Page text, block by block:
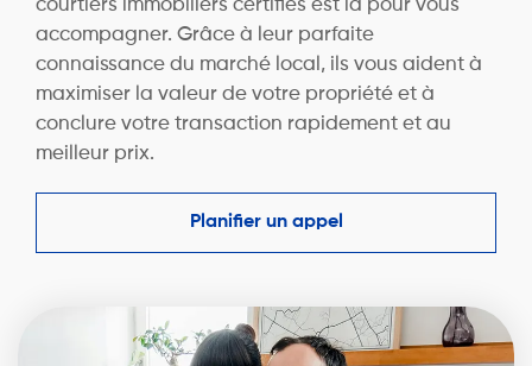
courtiers immobiliers certifiés est là pour vous
accompagner. Grâce à leur parfaite
connaissance du marché local, ils vous aident à
maximiser la valeur de votre propriété et à
conclure votre transaction rapidement et au
meilleur prix.
Planifier un appel